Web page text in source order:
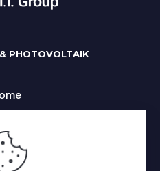
PHOTOVOLTAIK